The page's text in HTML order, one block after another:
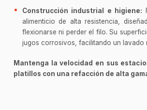
Construcción industrial e higiene:
alimenticio de alta resistencia,
flexionarse ni perder el filo. Su
jugos corrosivos, facilitando un lavado
Mantenga la velocidad en sus
platillos con una refacción de alta